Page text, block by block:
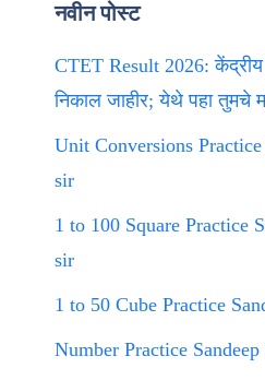
नवीन पोस्ट
CTET Result 2026: केंद्रीय
निकाल जाहीर; येथे पहा तुमचे
Unit Conversions
sir
1 to 100 Square Practice
sir
1 to 50 Cube Practice
Number Practice